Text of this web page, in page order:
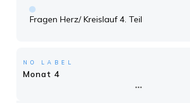
Fragen Herz/ Kreislauf 4. Teil
NO LABEL
Monat 4